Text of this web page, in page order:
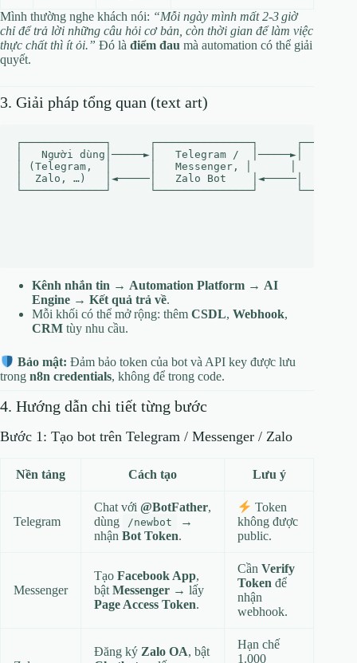
Mình thường nghe khách nói: “Mỗi ngày mình mất 2‑3 giờ
chỉ để trả lời những câu hỏi cơ bản, còn thời gian để làm việc
thực chất thì ít ỏi.” Đó là điểm đau mà automation có thể giải
quyết.
3. Giải pháp tổng quan (text art)
┌─────────────┐      ┌───────────────┐
│   Người dùng│─────►│   Telegram /  │─────►│   n8n
│ (Telegram,  │      │   Messenger, │      │
│  Zalo, …)   │◄─────│   Zalo Bot    │◄─────│   (API
└─────────────┘      └───────────────┘
Kênh nhắn tin → Automation Platform → AI
Engine → Kết quả trả về.
Mỗi khối có thể mở rộng: thêm CSDL, Webhook,
CRM tùy nhu cầu.
Bảo mật: Đảm bảo token của bot và API key được lưu
trong n8n credentials, không để trong code.
4. Hướng dẫn chi tiết từng bước
Bước 1: Tạo bot trên Telegram / Messenger / Zalo
Nền tảng Cách tạo Lưu ý
Telegram
Chat với @BotFather,
dùng
/newbot
→
nhận Bot Token.
Token
không được
public.
Messenger
Tạo Facebook App,
bật Messenger → lấy
Page Access Token.
Cần Verify
Token để
nhận
webhook.
Đăng ký Zalo OA, bật
Hạn chế
1.000